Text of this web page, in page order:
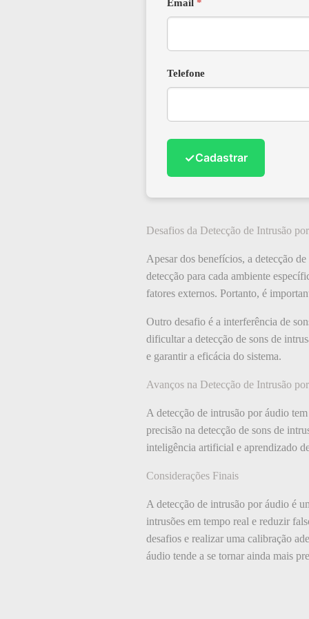
Email *
Telefone
✓Cadastrar
Desafios da Detecção de Intrusão
Apesar dos benefícios, a detecção
detecção para cada ambiente
fatores externos. Portanto, é
Outro desafio é a interferência de
dificultar a detecção de sons de
e garantir a eficácia do sistema.
Avanços na Detecção de Intrusão
A detecção de intrusão por áudio
precisão na detecção de sons de
inteligência artificial e aprendizado
Considerações Finais
A detecção de intrusão por áudio é
intrusões em tempo real e reduzir
desafios e realizar uma calibração
áudio tende a se tornar ainda mais